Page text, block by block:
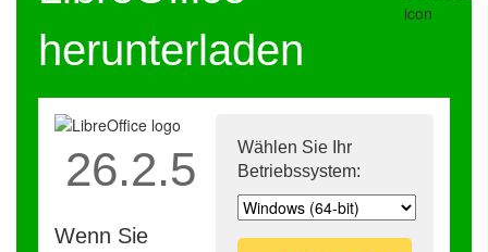
herunterladen
Wählen Sie Ihr
Betriebssystem:
26.2.5
Wenn Sie